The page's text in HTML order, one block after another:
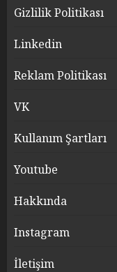
Gizlilik Politikası
Linkedin
Reklam Politikası
VK
Kullanım Şartları
Youtube
Hakkında
Instagram
İletişim